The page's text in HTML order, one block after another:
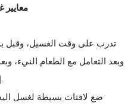
2.
وبعد التعامل مع الطعام النيء،
إخراج القمامة، وبعد مهام التنظيف.